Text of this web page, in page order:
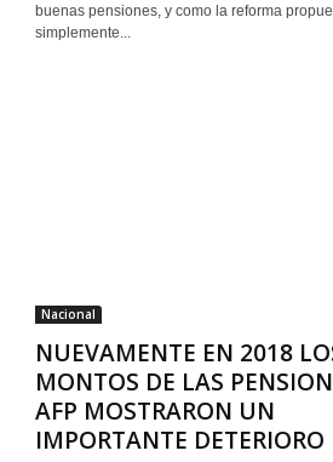
buenas pensiones, y como la reforma
simplemente...
Nacional
NUEVAMENTE EN 2018
MONTOS DE LAS
AFP MOSTRARON UN
IMPORTANTE DETERIORO